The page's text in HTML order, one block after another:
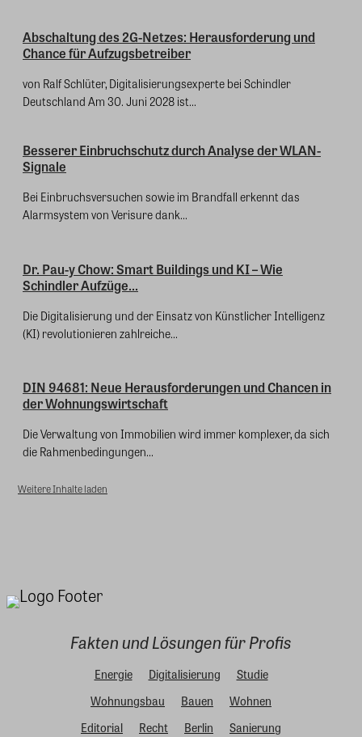
Abschaltung des 2G-Netzes: Herausforderung und
Chance für Aufzugsbetreiber
von Ralf Schlüter, Digitalisierungsexperte bei Schindler
Deutschland Am 30. Juni 2028 ist...
Besserer Einbruchschutz durch Analyse der WLAN-
Signale
Bei Einbruchsversuchen sowie im Brandfall erkennt das
Alarmsystem von Verisure dank...
Dr. Pau-y Chow: Smart Buildings und KI – Wie
Schindler Aufzüge...
Die Digitalisierung und der Einsatz von Künstlicher Intelligenz
(KI) revolutionieren zahlreiche...
DIN 94681: Neue Herausforderungen und Chancen in
der Wohnungswirtschaft
Die Verwaltung von Immobilien wird immer komplexer, da sich
die Rahmenbedingungen...
Weitere Inhalte laden
Fakten und Lösungen für Profis
Energie Digitalisierung
Studie
Wohnungsbau
Bauen
Wohnen
Editorial
Recht Berlin
Sanierung